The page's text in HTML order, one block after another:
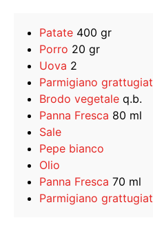
Patate 400 gr
Porro 20 gr
Uova 2
Parmigiano
Brodo vegetale q.b.
Panna Fresca 80 ml
Sale
Pepe bianco
Olio
Panna Fresca 70 ml
Parmigiano